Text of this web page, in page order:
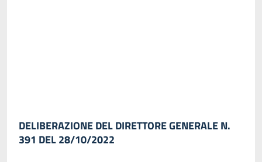
DELIBERAZIONE DEL DIRETTORE GENERALE N.
391 DEL 28/10/2022